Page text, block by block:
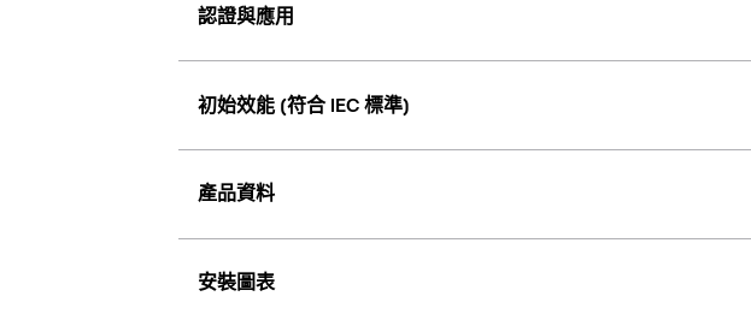
認證與應用
初始效能 (符合 IEC 標準)
產品資料
安裝圖表